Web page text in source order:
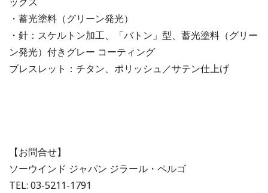
・蓄光塗料（グリーン発光）
・針：スケルトン加工、「バトン」型、蓄光塗料（グリー
ン発光）付きグレー コーティング
ブレスレット：チタン、ポリッシュ／サテン仕上げ
【お問合せ】
ソーウインド ジャパン ジラール・ペルゴ
TEL: 03-5211-1791